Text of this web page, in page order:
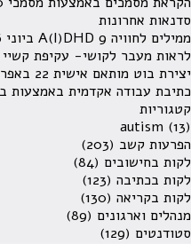
סדנאות אחרונות
ממילים לחוויה A(I)DHD 9 ביוני 2026
לראות מעבר לקושי- עקיפת
יצירת בוט מותאם אישית 22 באפריל 2026
כתיבת עבודה אקדמית באמצעות
קטגוריות
autism (13)
הפרעות קשב (203)
לקות בחישובים (84)
לקות בכתיבה (123)
לקות בקריאה (130)
מנהלים וארגונים (89)
סטודנטים (129)